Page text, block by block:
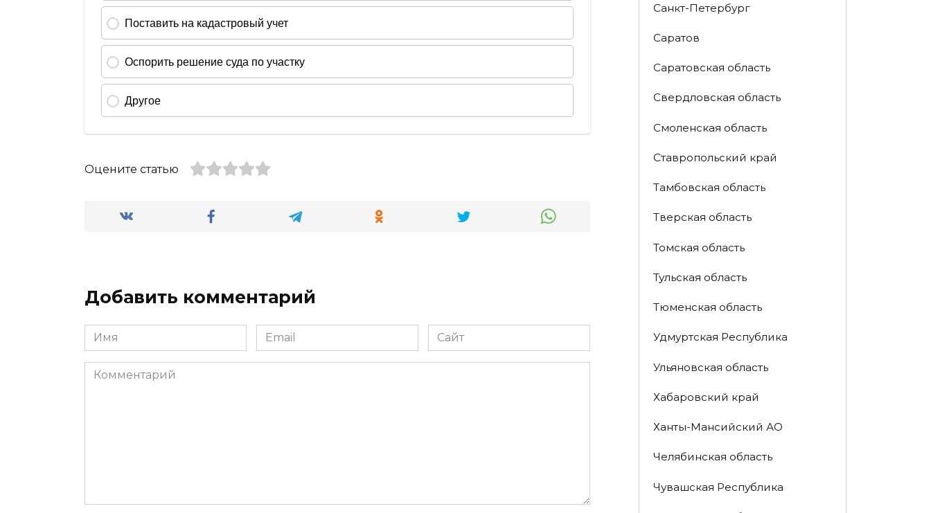
Оцените статью
Добавить комментарий
Имя
*
Email
*
Сайт
Комментарий
Санкт-Петербург
Саратов
Саратовская область
Свердловская область
Смоленская область
Ставропольский край
Тамбовская область
Тверская область
Томская область
Тульская область
Тюменская область
Удмуртская Республика
Ульяновская область
Хабаровский край
Ханты-Мансийский АО
Челябинская область
Чувашская Республика